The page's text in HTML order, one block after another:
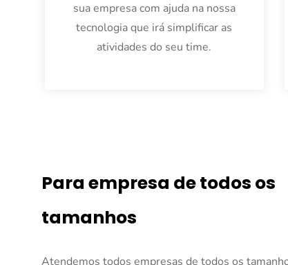
sua empresa com ajuda na nossa
tecnologia que irá simplificar as
atividades do seu time.
Para empresa de todos os
tamanhos
Atendemos todos empresas de todos os